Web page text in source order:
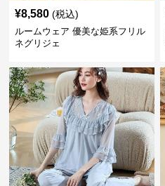
¥8,580 (税込)
ルームウェア 優美な姫系フリル
ネグリジェ